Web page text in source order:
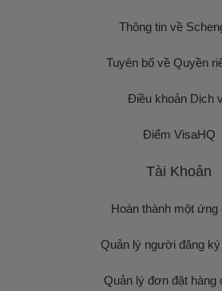
Thông tin về
Tuyên bố về Quyền
Điều khoản Dịch
Điểm VisaHQ
Tài Khoản
Hoàn thành một ứng
Quản lý người đăng
Quản lý đơn đặt hàng